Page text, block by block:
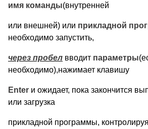
имя команды(внутренней
или внешней) или прикладной
необходимо запустить,
через пробел вводит параметры
необходимо),нажимает клавишу
Enter и ожидает, пока закончится
или загрузка
прикладной программы,